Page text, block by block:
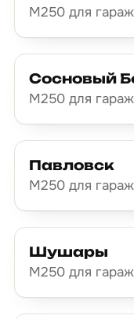
М250 для
Сосновый
М250 для
Павловск
М250 для
Шушары
М250 для